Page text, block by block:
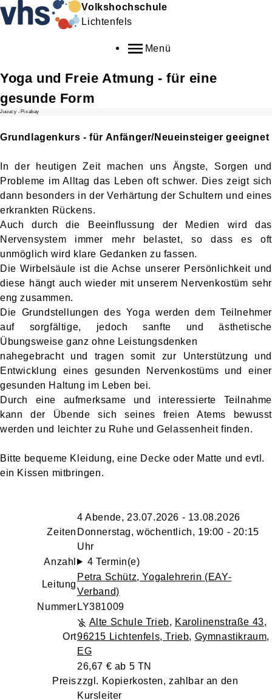
Volkshochschule
Lichtenfels
Menü
Yoga und Freie Atmung - für eine
gesunde Form
Juuucy -Pixabay
Grundlagenkurs - für Anfänger/Neueinsteiger geeignet
In der heutigen Zeit machen uns Ängste, Sorgen und
Probleme im Alltag das Leben oft schwer. Dies zeigt sich
dann besonders in der Verhärtung der Schultern und eines
erkrankten Rückens.
Auch durch die Beeinflussung der Medien wird das
Nervensystem immer mehr belastet, so dass es oft
unmöglich wird klare Gedanken zu fassen.
Die Wirbelsäule ist die Achse unserer Persönlichkeit und
diese hängt auch wieder mit unserem Nervenkostüm sehr
eng zusammen.
Die Grundstellungen des Yoga werden dem Teilnehmer
auf sorgfältige, jedoch sanfte und ästhetische
Übungsweise ganz ohne Leistungsdenken
nahegebracht und tragen somit zur Unterstützung und
Entwicklung eines gesunden Nervenkostüms und einer
gesunden Haltung im Leben bei.
Durch eine aufmerksame und interessierte Teilnahme
kann der Übende sich seines freien Atems bewusst
werden und leichter zu Ruhe und Gelassenheit finden.
Bitte bequeme Kleidung, eine Decke oder Matte und evtl.
ein Kissen mitbringen.
Zeiten
4 Abende, 23.07.2026 - 13.08.2026
Donnerstag, wöchentlich, 19:00 - 20:15
Uhr
Anzahl
4 Termin(e)
Leitung
Petra Schütz, Yogalehrerin (EAY-
Verband)
Nummer LY381009
Ort
Alte Schule Trieb, Karolinenstraße 43,
96215 Lichtenfels, Trieb, Gymnastikraum,
EG
Preis
26,67 € ab 5 TN
zzgl. Kopierkosten, zahlbar an den
Kursleiter